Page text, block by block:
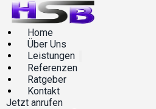
Home
Über Uns
Leistungen
Referenzen
Ratgeber
Kontakt
Jetzt anrufen